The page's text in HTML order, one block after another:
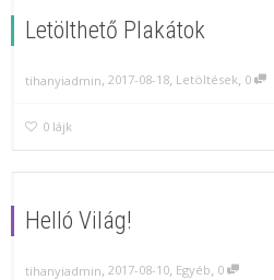
Letölthető Plakátok
tihanyiadmin, 2017-08-18, Letöltések, 0
0 lájk
Helló Világ!
tihanyiadmin, 2017-08-10, Egyéb, 0